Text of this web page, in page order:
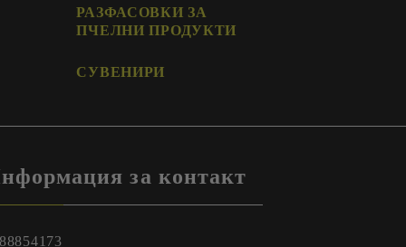
РАЗФАСОВКИ ЗА
ПЧЕЛНИ ПРОДУКТИ
СУВЕНИРИ
за контакт